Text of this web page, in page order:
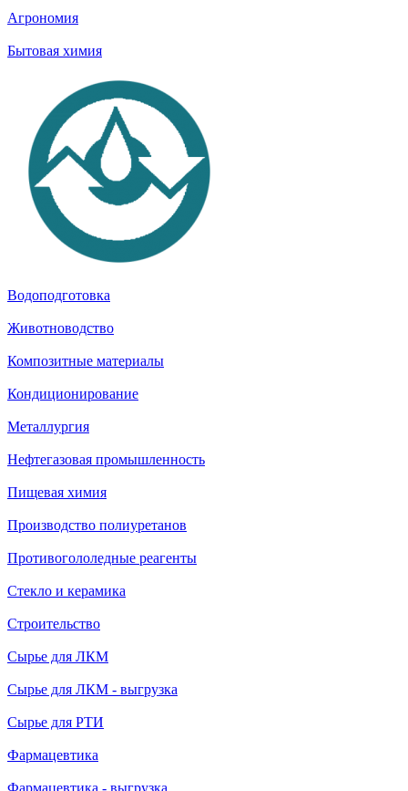
Агрономия
Бытовая химия
Водоподготовка
Животноводство
Композитные материалы
Кондиционирование
Металлургия
Нефтегазовая промышленность
Пищевая химия
Производство полиуретанов
Противогололедные реагенты
Стекло и керамика
Строительство
Сырье для ЛКМ
Сырье для ЛКМ - выгрузка
Сырье для РТИ
Фармацевтика
Фармацевтика - выгрузка